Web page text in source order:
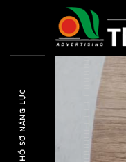
HỒ SƠ NĂNG LỰC